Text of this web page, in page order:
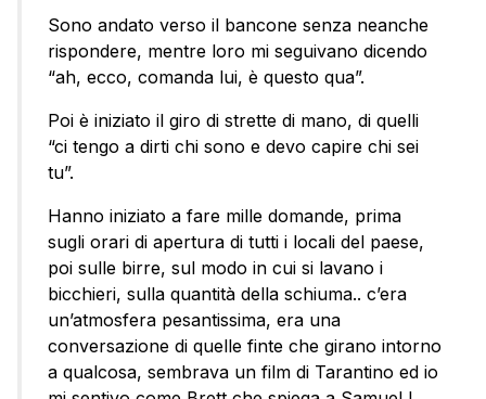
Sono andato verso il bancone senza neanche
rispondere, mentre loro mi seguivano dicendo
“ah, ecco, comanda lui, è questo qua”.
Poi è iniziato il giro di strette di mano, di quelli
“ci tengo a dirti chi sono e devo capire chi sei
tu”.
Hanno iniziato a fare mille domande, prima
sugli orari di apertura di tutti i locali del paese,
poi sulle birre, sul modo in cui si lavano i
bicchieri, sulla quantità della schiuma.. c’era
un’atmosfera pesantissima, era una
conversazione di quelle finte che girano intorno
a qualcosa, sembrava un film di Tarantino ed io